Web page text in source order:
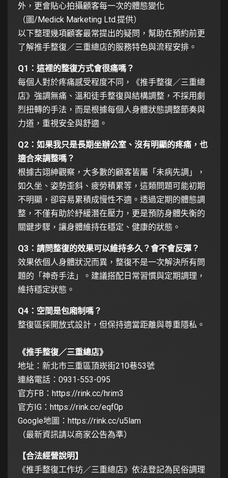
外，更會貼心拍攝顧客每一次的體態變化
（圖/Medick Marketing Ltd.提供）
以下整理幾項顧客最常提出的疑問，幫助在預約前更
了解推手整復／三重總店的服務特色與流程安排。
Q1：這裡的整復方式會很痛嗎？
每個人對於疼痛感受程度不同，《推手整復／三重總
店》強調無痛、溫和徒手整復與結構調整，不採用劇
烈扭轉的手法，而是根據每個人身體狀態調整節奏與
力道，重視安全與舒適。
Q2：如果我只是長期坐辦公室、沒有明顯的疼痛，也
適合來調整嗎？
根據古翊紳觀察，大多數的顧客皆屬「未病先調」，
如久坐、姿勢歪斜、疲勞積累等，這類問題可能初期
不明顯，卻容易累積成慢性不適。透過定期的體態調
整，不僅有助於紓緩潛在壓力，更是預防身體失衡的
關鍵步驟，讓身體維持在穩定、健康的狀態。
Q3：請問整復的效果可以維持多久？會不會反彈？
效果依個人身體狀況而異，整復不是一次解決所有問
題的「神奇手法」。建議搭配日常習慣與定期調理，
維持穩定狀態。
Q4：空間是包廂制嗎？
整復區採開放式設計，但保持適當距離與尊重隱私。
《推手整復／三重總店》
地址：新北市三重區頂崁街210巷53號
連絡電話：0931-553-095
官方FB： https://rink.cc/hrim3
官方IG： https://rink.cc/eqf0p
Google地圖： https://rink.cc/u5lam
（最新資訊請以商家公告為準）
【合法經營說明】
《推手整復工作坊／三重總店》依法登記為民俗調理